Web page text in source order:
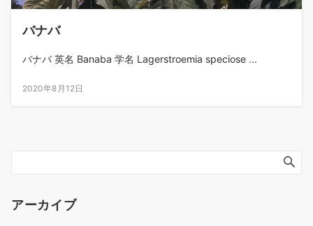
バナバ
バナバ 英名 Banaba 学名 Lagerstroemia speciose ...
2020年8月12日
アーカイブ